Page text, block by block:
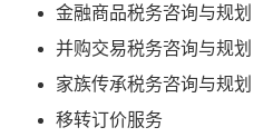
金融商品税务咨询与规划
并购交易税务咨询与规划
家族传承税务咨询与规划
移转订价服务